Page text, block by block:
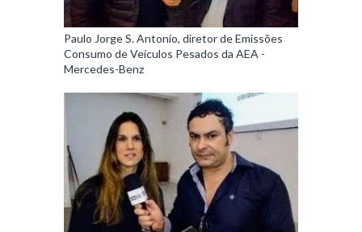
Paulo Jorge S. Antonio, diretor de Emissões
Consumo de Veículos Pesados da AEA -
Mercedes-Benz